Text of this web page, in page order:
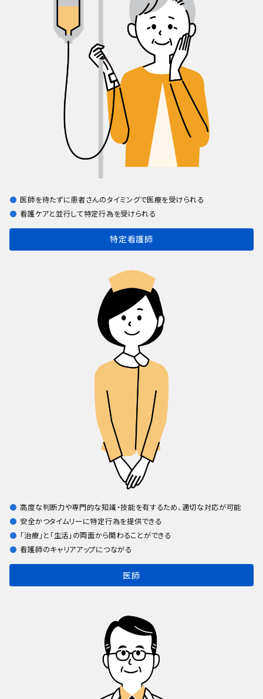
医師を待たずに患者さんのタイミングで医療を受けられる
看護ケアと並行して特定行為を受けられる
特定看護師
高度な判断力や専門的な知識・技能を有するため、適切な対応が可能
安全かつタイムリーに特定行為を提供できる
「治療」と「生活」の両面から関わることができる
看護師のキャリアアップにつながる
医師